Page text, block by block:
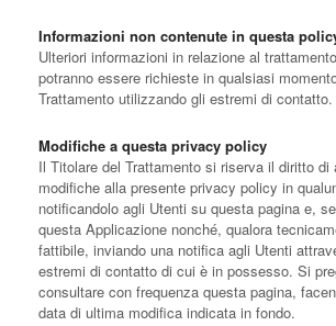
Informazioni non contenute in questa
Ulteriori informazioni in relazione al
potranno essere richieste in qualsiasi
Trattamento utilizzando gli estremi di contatto.
Modifiche a questa privacy policy
Il Titolare del Trattamento si riserva il diritto di
modifiche alla presente privacy policy in
notificandolo agli Utenti su questa pagina e,
questa Applicazione nonché, qualora
fattibile, inviando una notifica agli Utenti
estremi di contatto di cui è in possesso. Si
consultare con frequenza questa pagina,
data di ultima modifica indicata in fondo.